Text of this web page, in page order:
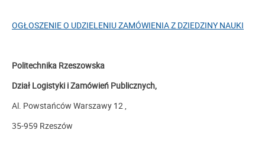
OGŁOSZENIE O UDZIELENIU ZAMÓWIENIA Z DZIEDZINY NAUKI
Politechnika Rzeszowska
Dział Logistyki i Zamówień Publicznych,
Al. Powstańców Warszawy 12 ,
35-959 Rzeszów